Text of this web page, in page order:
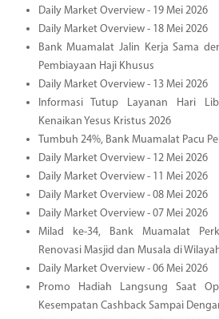
Daily Market Overview - 19 Mei 2026
Daily Market Overview - 18 Mei 2026
Bank Muamalat Jalin Kerja Sama
Pembiayaan Haji Khusus
Daily Market Overview - 13 Mei 2026
Informasi Tutup Layanan Hari
Kenaikan Yesus Kristus 2026
Tumbuh 24%, Bank Muamalat Pacu
Daily Market Overview - 12 Mei 2026
Daily Market Overview - 11 Mei 2026
Daily Market Overview - 08 Mei 2026
Daily Market Overview - 07 Mei 2026
Milad ke-34, Bank Muamalat
Renovasi Masjid dan Musala di
Daily Market Overview - 06 Mei 2026
Promo Hadiah Langsung Saat
Kesempatan Cashback Sampai